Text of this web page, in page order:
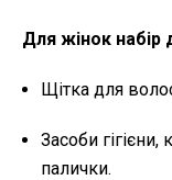
Для жінок набір
Щітка для
Засоби гігієни,
палички.